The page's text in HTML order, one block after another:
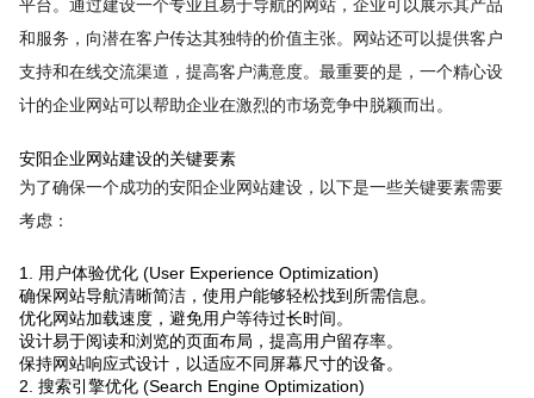
平台。通过建设一个专业且易于导航的网站，企业可以展示其产品
和服务，向潜在客户传达其独特的价值主张。网站还可以提供客户
支持和在线交流渠道，提高客户满意度。最重要的是，一个精心设
计的企业网站可以帮助企业在激烈的市场竞争中脱颖而出。
安阳企业网站建设的关键要素
为了确保一个成功的安阳企业网站建设，以下是一些关键要素需要
考虑：
1. 用户体验优化 (User Experience Optimization)
确保网站导航清晰简洁，使用户能够轻松找到所需信息。
优化网站加载速度，避免用户等待过长时间。
设计易于阅读和浏览的页面布局，提高用户留存率。
保持网站响应式设计，以适应不同屏幕尺寸的设备。
2. 搜索引擎优化 (Search Engine Optimization)